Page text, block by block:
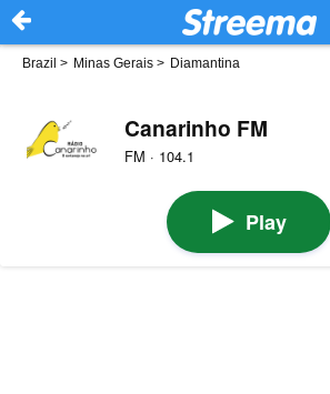
Brazil > Minas Gerais > Diamantina
Canarinho FM
FM · 104.1
Play